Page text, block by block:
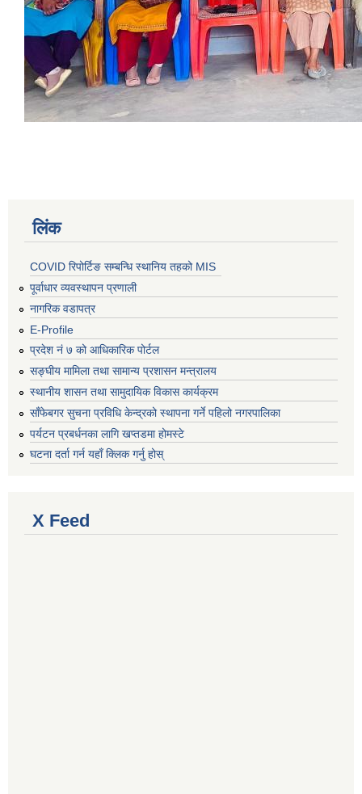
लिंक
COVID रिपोर्टिङ सम्बन्धि स्थानिय तहको MIS
पूर्वाधार व्यवस्थापन प्रणाली
नागरिक वडापत्र
E-Profile
प्रदेश नं ७ को आधिकारिक पोर्टल
सङ्घीय मामिला तथा सामान्य प्रशासन मन्त्रालय
स्थानीय शासन तथा सामुदायिक विकास कार्यक्रम
साँफेबगर सुचना प्रविधि केन्द्रको स्थापना गर्ने पहिलो नगरपालिका
पर्यटन प्रबर्धनका लागि खप्तडमा होमस्टे
घटना दर्ता गर्न यहाँ क्लिक गर्नु होस्
X Feed